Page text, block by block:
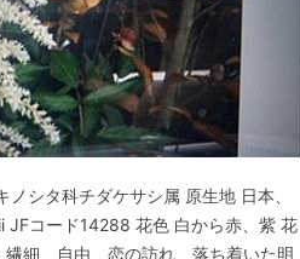
シタ科チダケサシ属 原生地 日本、
コード14288 花色 白から赤、紫 花
細、自由、恋の訪れ、落ち着いた明